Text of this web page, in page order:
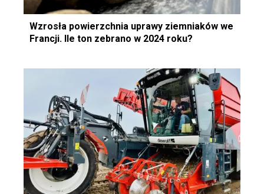
Wzrosła powierzchnia uprawy ziemniaków we
Francji. Ile ton zebrano w 2024 roku?